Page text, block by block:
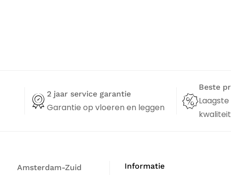
2 jaar service garantie
Garantie op vloeren en leggen
Beste
kwaliteit
Informatie
Amsterdam-Zuid